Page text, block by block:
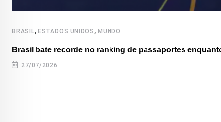
BRASIL, ESTADOS UNIDOS ,MUNDO
Brasil bate recorde no ranking de passaportes
27/07/2026